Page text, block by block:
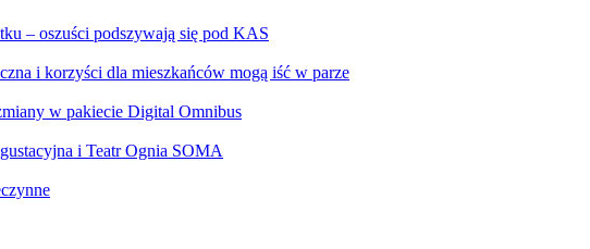
– oszuści podszywają się pod KAS
i korzyści dla mieszkańców mogą iść w parze
w pakiecie Digital Omnibus
i Teatr Ognia SOMA